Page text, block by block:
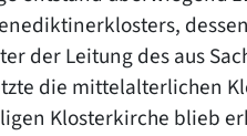
der Leitung des aus
die mittelalterlichen
Klosterkirche blieb